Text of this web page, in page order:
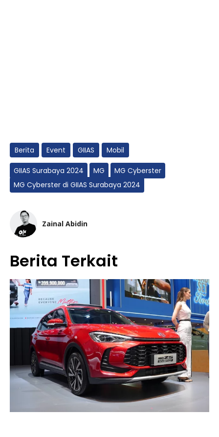
Berita Event GIIAS Mobil
GIIAS Surabaya 2024 MG
MG Cyberster
MG Cyberster di GIIAS Surabaya 2024
Zainal Abidin
Berita Terkait